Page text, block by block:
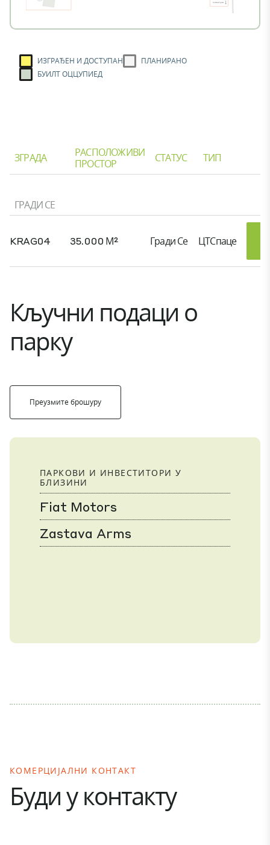
ИЗГРАЂЕН И ДОСТУПАН
ПЛАНИРАНО
БУИЛТ ОЦЦУПИЕД
ЗГРАДА
РАСПОЛОЖИВИ
ПРОСТОР
СТАТУС ТИП
ГРАДИ СЕ
KRAG04 35.000 М² Гради Се ЦТСпаце
Кључни подаци о
парку
Преузмите брошуру
ПАРКОВИ И ИНВЕСТИТОРИ У
БЛИЗИНИ
Fiat Motors
Zastava Arms
КОМЕРЦИЈАЛНИ КОНТАКТ
Буди у контакту